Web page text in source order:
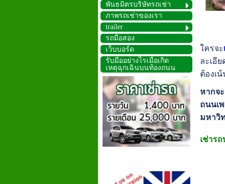
พันธมิตรบริษัทรถเช่า
ภาพรถเช่าของเรา
trailer
รถมือสอง
เว็บบอร์ด
รับมืออย่างไรเมื่อเกิด
เหตุฉุกเฉินบนท้องถนน
ใครจะ
ละเอี
ต้องเ
หากจ
ถนนเ
มหาวิ
เช่าร